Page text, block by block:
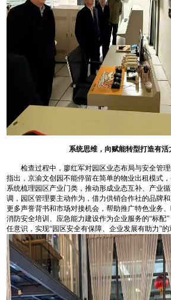
系统思维，向赋能转型打造有活
检查过程中，廖红军对园区业态布局与安全管
指出，京渝文创园不能停留在简单的物业出租模式
系统梳理园区产业门类，推动形成业态互补、产业
调，园区管理要主动作为，借力供销合作社的品牌
更多声誉背书和市场对接机会，帮助推广特色业务
消防安全培训、应急能力建设作为企业服务的“标配
任意识，实现“园区安全有保障、企业发展有助力”的